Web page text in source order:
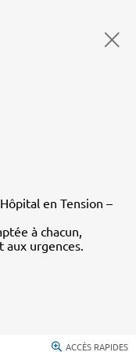
en Tension –
à chacun,
aux urgences.
ACCÈS RAPIDES